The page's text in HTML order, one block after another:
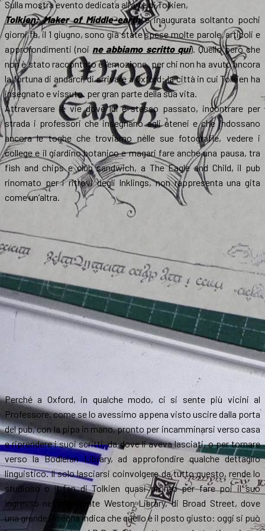
Sulla mostra evento dedicata all’arte di Tolkien,
Tolkien: Maker of Middle-earthe inaugurata soltanto pochi
giorni fa, il 1 giugno, sono già state spese molte parole, articoli e
approfondimenti (noi ne abbiamo scritto qui). Quello però che
non è stato raccontato è l’emozione, per chi non ha avuto ancora
la fortuna di andarci, di arrivare a Oxford: la città in cui Tolkien ha
insegnato e vissuto. per gran parte della sua vita.
Attraversare le vie dove lui è stesso passato, incontrare per
strada i professori che insegnano agli atenei e che indossano
ancora le toghe che troviamo nelle sue fotografie, vedere i
college e il giardino botanico e magari fare anche una pausa, tra
fish and chips e club sandwich, a The Eagle and Child, il pub
rinomato per i ritrovi degli Inklings, non rappresenta una gita
come un’altra.
Perché a Oxford, in qualche modo, ci si sente più vicini al
Professore, come se lo avessimo appena visto uscire dalla porta
del pub, con la pipa in mano, pronto per incamminarsi verso casa
e riprendere i suoi scritti, da dove li aveva lasciati, o per tornare
verso la Bodleian Library, ad approfondire qualche dettaglio
linguistico. Il solo lasciarsi coinvolgere da tutto questo, rende lo
studioso o il fan di Tolkien quasi pronto per fare poi il suo
ingresso nell’imponente Weston Library, di Broad Street, dove
una grande insegna indica che quello è il posto giusto: oggi si può